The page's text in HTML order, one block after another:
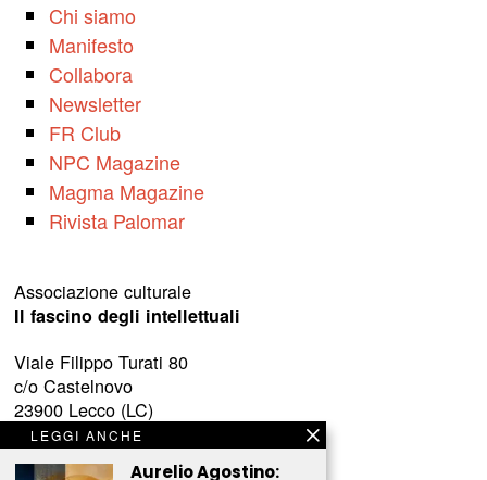
Chi siamo
Manifesto
Collabora
Newsletter
FR Club
NPC Magazine
Magma Magazine
Rivista Palomar
Associazione culturale
Il fascino degli intellettuali
Viale Filippo Turati 80
c/o Castelnovo
23900 Lecco (LC)
www.fascinointellettuali.it
LEGGI ANCHE
Aurelio Agostino: